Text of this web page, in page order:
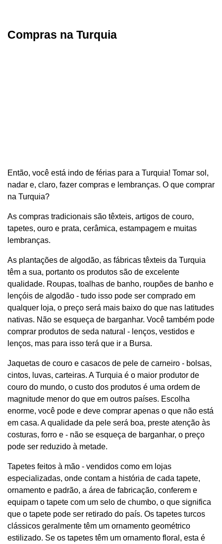
Compras na Turquia
Então, você está indo de férias para a Turquia! Tomar sol,
nadar e, claro, fazer compras e lembranças. O que comprar
na Turquia?
As compras tradicionais são têxteis, artigos de couro,
tapetes, ouro e prata, cerâmica, estampagem e muitas
lembranças.
As plantações de algodão, as fábricas têxteis da Turquia
têm a sua, portanto os produtos são de excelente
qualidade. Roupas, toalhas de banho, roupões de banho e
lençóis de algodão - tudo isso pode ser comprado em
qualquer loja, o preço será mais baixo do que nas latitudes
nativas. Não se esqueça de barganhar. Você também pode
comprar produtos de seda natural - lenços, vestidos e
lenços, mas para isso terá que ir a Bursa.
Jaquetas de couro e casacos de pele de carneiro - bolsas,
cintos, luvas, carteiras. A Turquia é o maior produtor de
couro do mundo, o custo dos produtos é uma ordem de
magnitude menor do que em outros países. Escolha
enorme, você pode e deve comprar apenas o que não está
em casa. A qualidade da pele será boa, preste atenção às
costuras, forro e - não se esqueça de barganhar, o preço
pode ser reduzido à metade.
Tapetes feitos à mão - vendidos como em lojas
especializadas, onde contam a história de cada tapete,
ornamento e padrão, a área de fabricação, conferem e
equipam o tapete com um selo de chumbo, o que significa
que o tapete pode ser retirado do país. Os tapetes turcos
clássicos geralmente têm um ornamento geométrico
estilizado. Se os tapetes têm um ornamento floral, esta é